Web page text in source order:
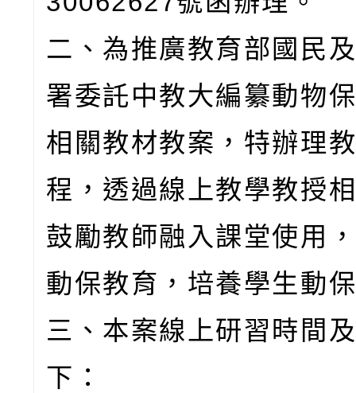
二、為推廣教育部國民
署委託中教大編纂動物
相關教材教案，特辦理
程，透過線上教學教授
鼓勵教師融入課堂使用
動保教育，培養學生動
三、本案線上研習時間
下：